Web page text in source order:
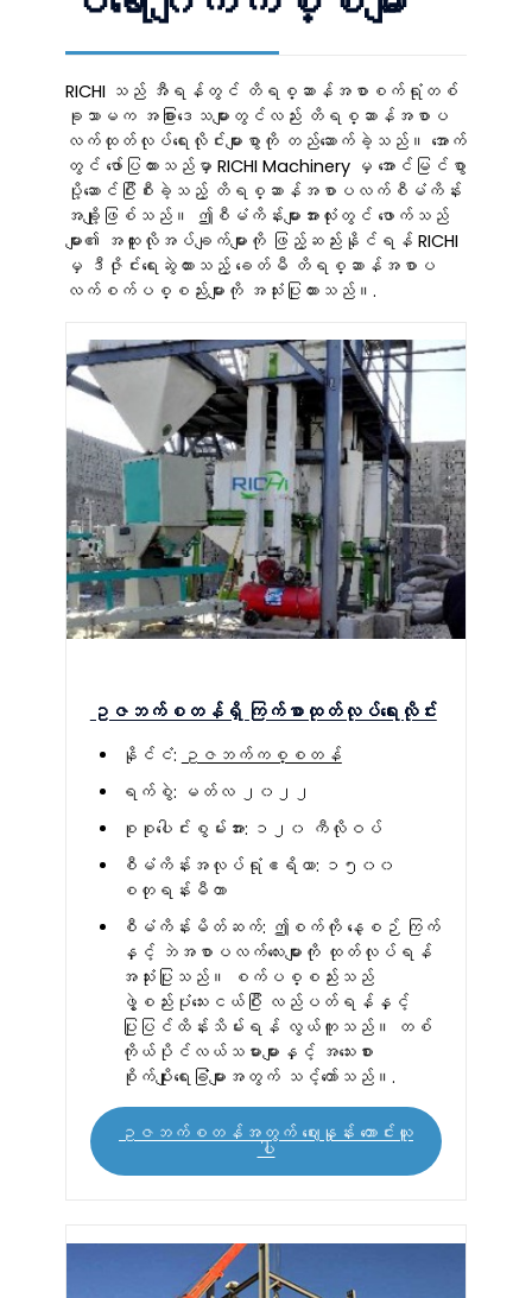
RICHI သည် အီရန်တွင် တိရစ္ဆာန်အစာစက်ရုံတစ်
ခုသာမက အခြားဒေသများတွင်လည်း တိရစ္ဆာန်အစာပ
လက်ထုတ်လုပ်ရေးလိုင်းများစွာကို တည်ဆောက်ခဲ့သည်။ အောက်
တွင် ဖော်ပြထားသည်မှာ RICHI Machinery မှ အောင်မြင်စွာ
ပို့ဆောင်ပြီးစီးခဲ့သည့် တိရစ္ဆာန်အစာပလက်စီမံကိန်း
အချို့ဖြစ်သည်။ ဤစီမံကိန်းများအားလုံးတွင် ဖောက်သည်
များ၏ အထူးလိုအပ်ချက်များကို ဖြည့်ဆည်းနိုင်ရန် RICHI
မှ ဒီဇိုင်းရေးဆွဲထားသည့် ခေတ်မီ တိရစ္ဆာန်အစာပ
လက်စက်ပစ္စည်းများကို အသုံးပြုထားသည်။.
ဥဇဘက်စတန်ရှိ ကြက်စာထုတ်လုပ်ရေးလိုင်း
နိုင်ငံ: ဥဇဘက်ကစ္စတန်
ရက်စွဲ: မတ်လ ၂၀၂၂
စုစုပေါင်းစွမ်းအား: ၁၂၀ ကီလိုဝပ်
စီမံကိန်းအလုပ်ရုံဧရိယာ: ၁၅၀၀
စတုရန်းမီတာ
စီမံကိန်းမိတ်ဆက်: ဤစက်ကို နေ့စဉ် ကြက်
နှင့် ဘဲအစာပလက်လေးများကို ထုတ်လုပ်ရန်
အသုံးပြုသည်။ စက်ပစ္စည်းသည်
ဖွဲ့စည်းပုံသေးငယ်ပြီး လည်ပတ်ရန်နှင့်
ပြုပြင်ထိန်းသိမ်းရန် လွယ်ကူသည်။ တစ်
ကိုယ်ပိုင်လယ်သမားများနှင့် အသေးစား
စိုက်ပျိုးရေးခြံများအတွက် သင့်တော်သည်။.
ဥဇဘက်စတန်အတွက် ဈေးနှုန်း တောင်းယူ
ပါ